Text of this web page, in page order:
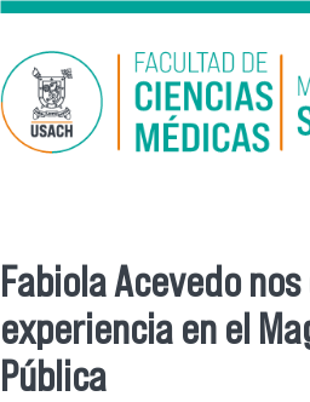
Pasar al contenido principal
Se encuentra usted
Fabiola Acevedo
experiencia en el
Pública